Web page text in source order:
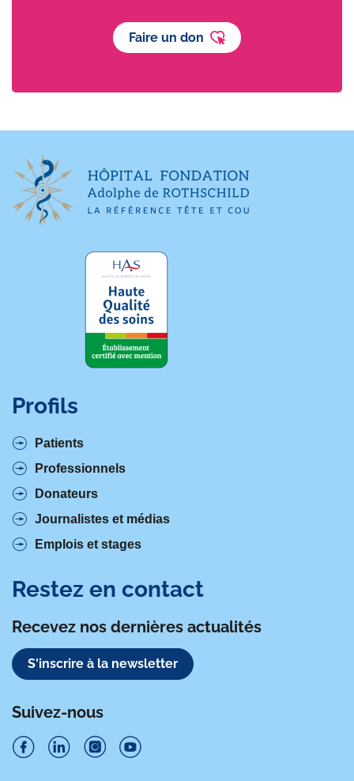
Faire un don
Profils
Patients
Professionnels
Donateurs
Journalistes et médias
Emplois et stages
Restez en contact
Recevez nos dernières actualités
S'inscrire à la newsletter
Suivez-nous